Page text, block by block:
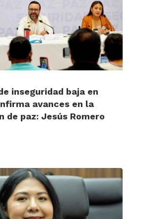
inseguridad baja en
avances en la
de paz: Jesús Romero